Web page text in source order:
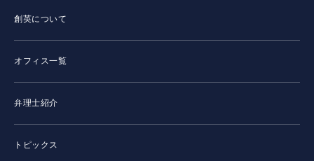
創英について
オフィス一覧
弁理士紹介
トピックス